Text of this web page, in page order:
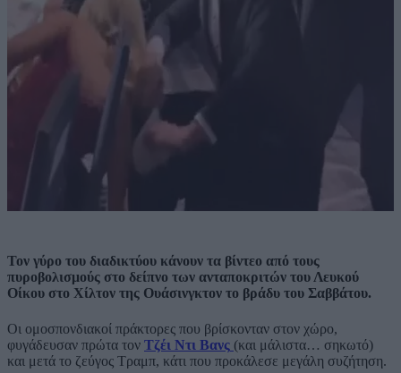
Τον γύρο του διαδικτύου κάνουν τα βίντεο από τους
πυροβολισμούς στο δείπνο των ανταποκριτών του Λευκού
Οίκου στο Χίλτον της Ουάσινγκτον το βράδυ του Σαββάτου.
Οι ομοσπονδιακοί πράκτορες που βρίσκονταν στον χώρο,
φυγάδευσαν πρώτα τον Τζέι Ντι Βανς (και μάλιστα… σηκωτό)
και μετά το ζεύγος Τραμπ, κάτι που προκάλεσε μεγάλη συζήτηση.